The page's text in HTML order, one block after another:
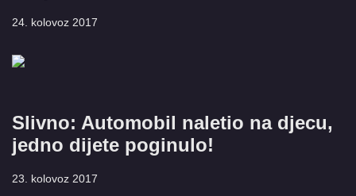
24. kolovoz 2017
Slivno: Automobil naletio na djecu,
jedno dijete poginulo!
23. kolovoz 2017